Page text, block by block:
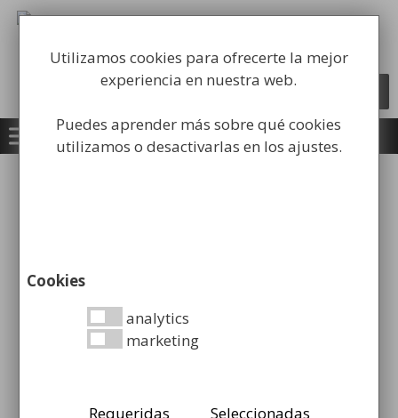
Saltar
contenido
equipamiento para la higiene industrial
Búsqueda
114,99€
Utilizamos cookies para ofrecerte la mejor
experiencia en nuestra web.
Puedes aprender más sobre qué cookies
utilizamos o desactivarlas en los ajustes.
Cookies
analytics
marketing
Requeridas Seleccionadas